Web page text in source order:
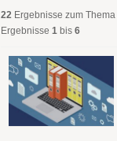
22Ergebnisse zum Thema
Ergebnisse 1bis 6